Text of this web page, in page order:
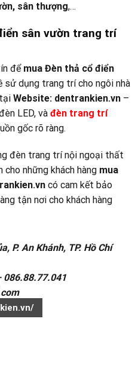
sân thượng,…
sân vườn trang trí
để mua Đèn thả cổ điển
sử dụng trang trí cho ngôi nhà
Website: dentrankien.vn –
LED, và đèn trang trí
gốc rõ ràng.
đèn trang trí nội ngoại thất
những khách hàng mua
có cam kết bảo
tận nơi cho khách hàng
P. An Khánh, TP. Hồ Chí
086.88.77.041